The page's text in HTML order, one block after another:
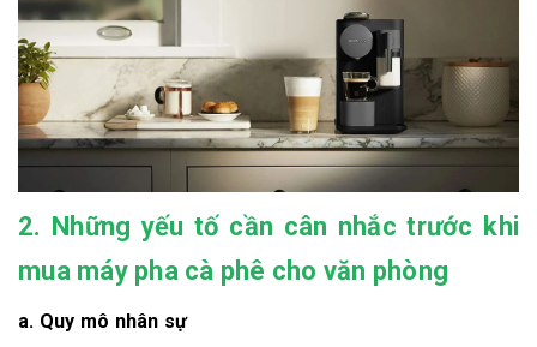
2. Những yếu tố cần cân nhắc trước khi
mua máy pha cà phê cho văn phòng
a. Quy mô nhân sự